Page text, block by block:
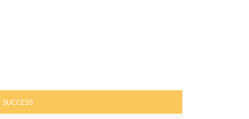
SUCCESS